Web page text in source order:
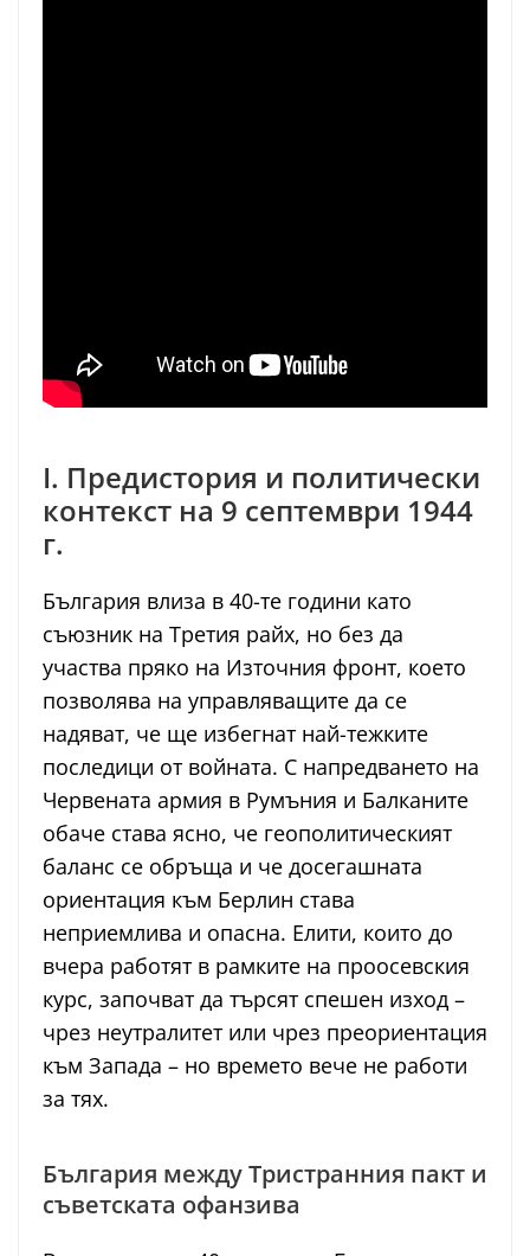
I. Предистория и политически
контекст на 9 септември 1944
г.
България влиза в 40-те години като
съюзник на Третия райх, но без да
участва пряко на Източния фронт, което
позволява на управляващите да се
надяват, че ще избегнат най-тежките
последици от войната. С напредването на
Червената армия в Румъния и Балканите
обаче става ясно, че геополитическият
баланс се обръща и че досегашната
ориентация към Берлин става
неприемлива и опасна. Елити, които до
вчера работят в рамките на проосевския
курс, започват да търсят спешен изход –
чрез неутралитет или чрез преориентация
към Запада – но времето вече не работи
за тях.
България между Тристранния пакт и
съветската офанзива